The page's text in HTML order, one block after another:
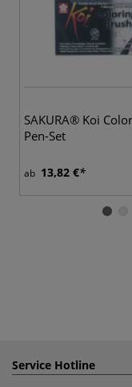
SAKURA® Koi
Pen-Set
ab 13,82 €
Service Hotline